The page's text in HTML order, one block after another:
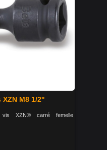
M8 1/2''
XZN® carré femelle